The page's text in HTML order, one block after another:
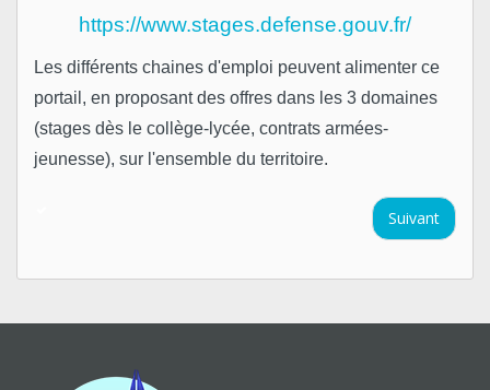
https://www.stages.defense.gouv.fr/
Les différents chaines d'emploi peuvent alimenter ce
portail, en proposant des offres dans les 3 domaines
(stages dès le collège-lycée, contrats armées-
jeunesse), sur l'ensemble du territoire.
Suivant